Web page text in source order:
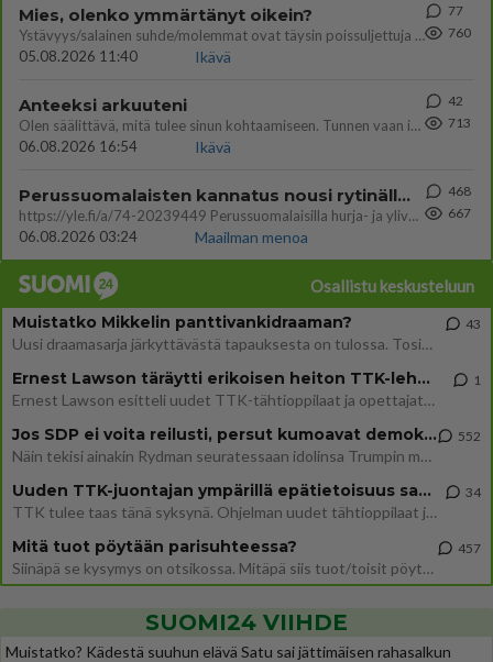
Mies, olenko ymmärtänyt oikein?
Ystävyys/salainen suhde/molemmat ovat täysin poissuljettuja asioita? Nainen
05.08.2026 11:40
Ikävä
77
760
Anteeksi arkuuteni
Olen säälittävä, mitä tulee sinun kohtaamiseen. Tunnen vaan itseni todella epävarmaksi sun kanssa. Jos minun olisi pitän
06.08.2026 16:54
Ikävä
42
713
Perussuomalaisten kannatus nousi rytinällä Ylen tänään julkaisemassa tuoreimmassa gallup-kyselyssä.
https://yle.fi/a/74-20239449 Perussuomalaisilla hurja- ja ylivoimaisesti suurin nousu tässä uudessa Ylen gallupissa. Kyl
06.08.2026 03:24
Maailman menoa
468
667
Osallistu keskusteluun
Muistatko Mikkelin panttivankidraaman?
Uusi draamasarja järkyttävästä tapauksesta on tulossa. Tositapahtumiin perustuva sarja ammentaa vuoden 1986 Mikkelin pan
43
Ernest Lawson täräytti erikoisen heiton TTK-lehdistötilaisuudessa: " Onko tässä tarkoituksena...?"
Ernest Lawson esitteli uudet TTK-tähtioppilaat ja opettajat torstaina 6.8. lehdistölle. Tulevalla kaudella on yksi hausk
1
Jos SDP ei voita reilusti, persut kumoavat demokratian Suomesta
Näin tekisi ainakin Rydman seuratessaan idolinsa Trumpin mallia https://www.is.fi/politiikka/art-2000012187244.html
552
Uuden TTK-juontajan ympärillä epätietoisuus sakenee - Nyt MTV hämmentää soppaa
TTK tulee taas tänä syksynä. Ohjelman uudet tähtioppilaat julkistetaan torstaina 6. elokuuta klo 14 alkavassa lehdistö
34
Mitä tuot pöytään parisuhteessa?
Siinäpä se kysymys on otsikossa. Mitäpä siis tuot/toisit pöytään parisuhteessa? Oletko mies vai nainen? Koetko sen mitä
457
SUOMI24 VIIHDE
Muistatko? Kädestä suuhun elävä Satu sai jättimäisen rahasalkun